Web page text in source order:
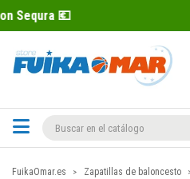
FuikaOmar.es Zapatillas de baloncesto